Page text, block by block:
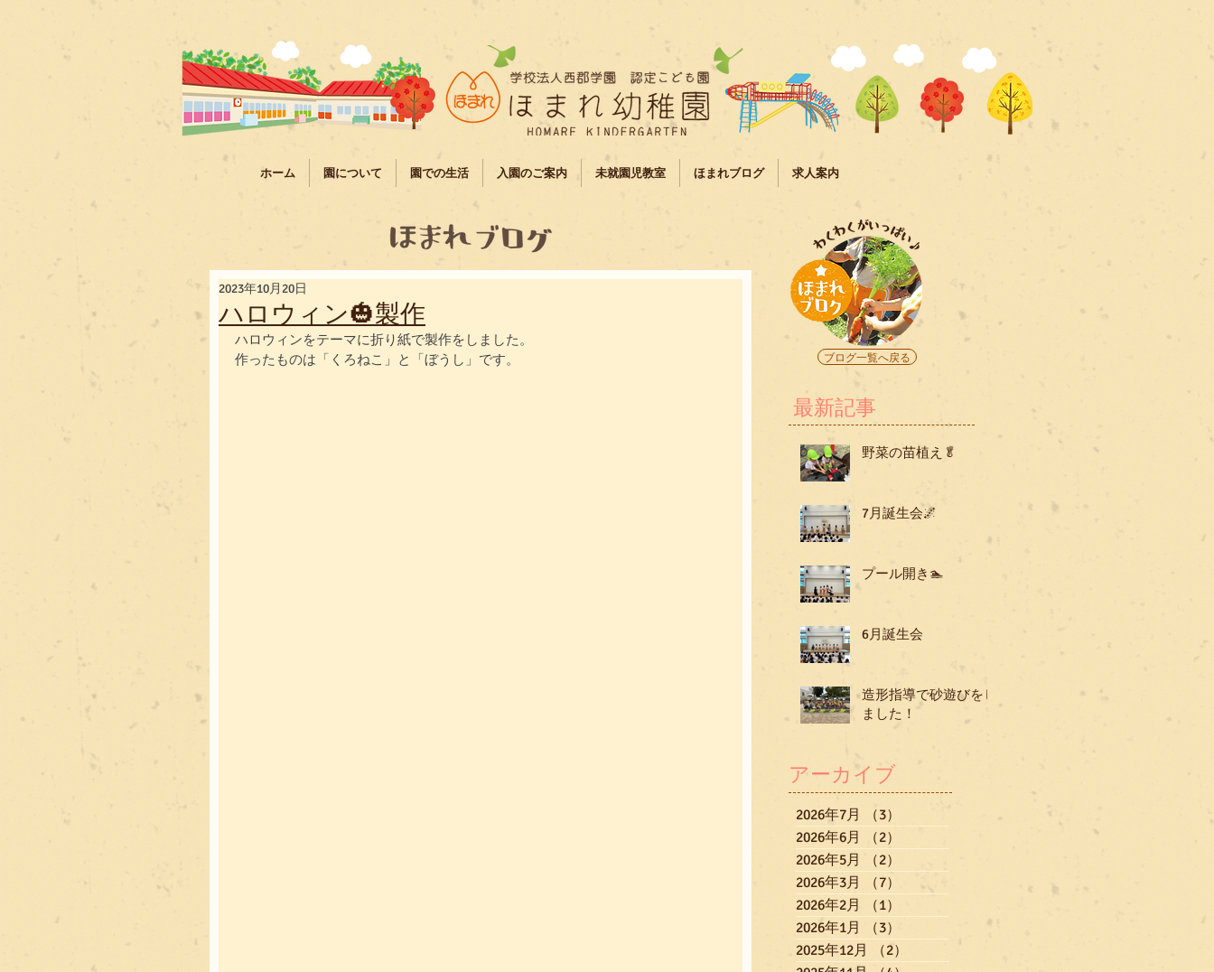
ホーム 園について 園での生活 入園のご案内 未就園児教室 ほまれブログ 求人案内
ハロウィン🎃製作
2023年10月20日
ハロウィンをテーマに折り紙で製作をしました。
作ったものは「くろねこ」と「ぼうし」です。
ブログ一覧へ戻る
最新記事
野菜の苗植え🥬
7月誕生会🌌
プール開き🏊
6月誕生会
造形指導で砂遊びをし
ました！
アーカイブ
2026年7月 （3）
2026年6月
（2）
2026年5月
（2）
2026年3月
（7）
7件の記事
2026年2月
（1）
2026年1月
（3）
2025年12月
（2）